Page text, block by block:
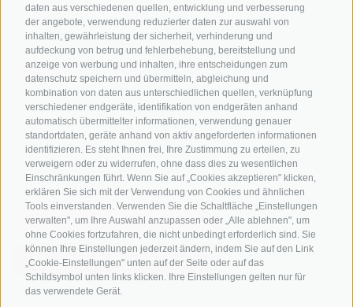
daten aus verschiedenen quellen, entwicklung und verbesserung
der angebote, verwendung reduzierter daten zur auswahl von
inhalten, gewährleistung der sicherheit, verhinderung und
aufdeckung von betrug und fehlerbehebung, bereitstellung und
anzeige von werbung und inhalten, ihre entscheidungen zum
datenschutz speichern und übermitteln, abgleichung und
kombination von daten aus unterschiedlichen quellen, verknüpfung
verschiedener endgeräte, identifikation von endgeräten anhand
automatisch übermittelter informationen, verwendung genauer
standortdaten, geräte anhand von aktiv angeforderten informationen
identifizieren. Es steht Ihnen frei, Ihre Zustimmung zu erteilen, zu
verweigern oder zu widerrufen, ohne dass dies zu wesentlichen
Einschränkungen führt. Wenn Sie auf „Cookies akzeptieren" klicken,
erklären Sie sich mit der Verwendung von Cookies und ähnlichen
Tools einverstanden. Verwenden Sie die Schaltfläche „Einstellungen
verwalten", um Ihre Auswahl anzupassen oder „Alle ablehnen", um
ohne Cookies fortzufahren, die nicht unbedingt erforderlich sind. Sie
können Ihre Einstellungen jederzeit ändern, indem Sie auf den Link
„Cookie-Einstellungen" unten auf der Seite oder auf das
Schildsymbol unten links klicken. Ihre Einstellungen gelten nur für
das verwendete Gerät.
Tourenzentrale
info@bikehotels.it
MELDE DICH ZU UNSEREM NEWSLETTER AN!
JETZT ANMELDEN